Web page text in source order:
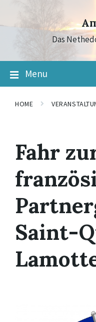
content
main
footer
Das
Menu
HOME
Fahr
Saint-